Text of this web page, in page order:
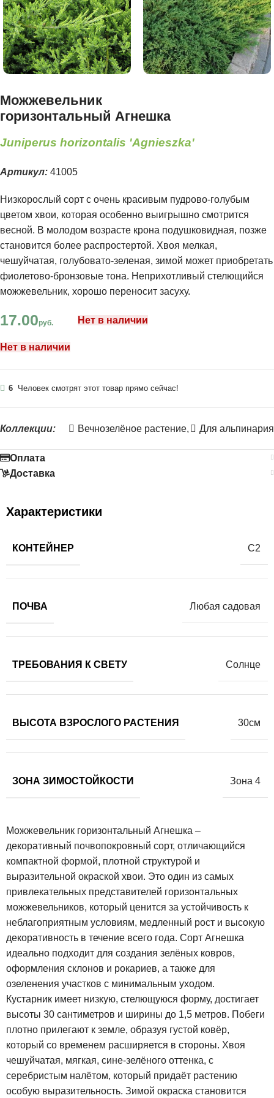
Можжевельник
горизонтальный Агнешка
Juniperus horizontalis 'Agnieszka'
Артикул: 41005
Низкорослый сорт с очень красивым пудрово-голубым
цветом хвои, которая особенно выигрышно смотрится
весной. В молодом возрасте крона подушковидная, позже
становится более распростертой. Хвоя мелкая,
чешуйчатая, голубовато-зеленая, зимой может приобретать
фиолетово-бронзовые тона. Неприхотливый стелющийся
можжевельник, хорошо переносит засуху.
17.00руб. Нет в наличии
Нет в наличии
6 Человек смотрят этот товар прямо сейчас!
Коллекции: Вечнозелёное растение, Для альпинария
Оплата
Доставка
Характеристики
КОНТЕЙНЕР С2
ПОЧВА Любая садовая
ТРЕБОВАНИЯ К СВЕТУ Солнце
ВЫСОТА ВЗРОСЛОГО РАСТЕНИЯ 30см
ЗОНА ЗИМОСТОЙКОСТИ Зона 4
Можжевельник горизонтальный Агнешка –
декоративный почвопокровный сорт, отличающийся
компактной формой, плотной структурой и
выразительной окраской хвои. Это один из самых
привлекательных представителей горизонтальных
можжевельников, который ценится за устойчивость к
неблагоприятным условиям, медленный рост и высокую
декоративность в течение всего года. Сорт Агнешка
идеально подходит для создания зелёных ковров,
оформления склонов и рокариев, а также для
озеленения участков с минимальным уходом.
Кустарник имеет низкую, стелющуюся форму, достигает
высоты 30 сантиметров и ширины до 1,5 метров. Побеги
плотно прилегают к земле, образуя густой ковёр,
который со временем расширяется в стороны. Хвоя
чешуйчатая, мягкая, сине-зелёного оттенка, с
серебристым налётом, который придаёт растению
особую выразительность. Зимой окраска становится